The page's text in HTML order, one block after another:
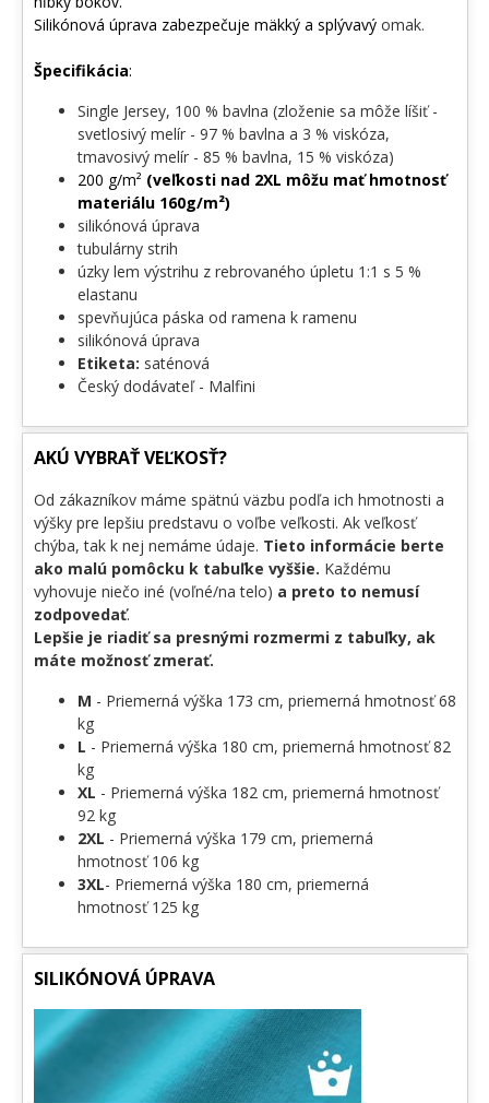
Silikónová úprava zabezpečuje mäkký a splývavý omak.
Špecifikácia:
Single Jersey, 100 % bavlna (zloženie sa môže líšiť -
svetlosivý melír - 97 % bavlna a 3 % viskóza,
tmavosivý melír - 85 % bavlna, 15 % viskóza)
200 g/m² (veľkosti nad 2XL môžu mať hmotnosť
materiálu 160g/m²)
silikónová úprava
tubulárny strih
úzky lem výstrihu z rebrovaného úpletu 1:1 s 5 %
elastanu
spevňujúca páska od ramena k ramenu
silikónová úprava
Etiketa: saténová
Český dodávateľ - Malfini
AKÚ VYBRAŤ VEĽKOSŤ?
Od zákazníkov máme spätnú väzbu podľa ich hmotnosti a
výšky pre lepšiu predstavu o voľbe veľkosti. Ak veľkosť
chýba, tak k nej nemáme údaje. Tieto informácie berte
ako malú pomôcku k tabuľke vyššie. Každému
vyhovuje niečo iné (voľné/na telo) a preto to nemusí
zodpovedať.
Lepšie je riadiť sa presnými rozmermi z tabuľky, ak
máte možnosť zmerať.
M - Priemerná výška 173 cm, priemerná hmotnosť 68
kg
L - Priemerná výška 180 cm, priemerná hmotnosť 82
kg
XL - Priemerná výška 182 cm, priemerná hmotnosť
92 kg
2XL - Priemerná výška 179 cm, priemerná
hmotnosť 106 kg
3XL- Priemerná výška 180 cm, priemerná
hmotnosť 125 kg
SILIKÓNOVÁ ÚPRAVA